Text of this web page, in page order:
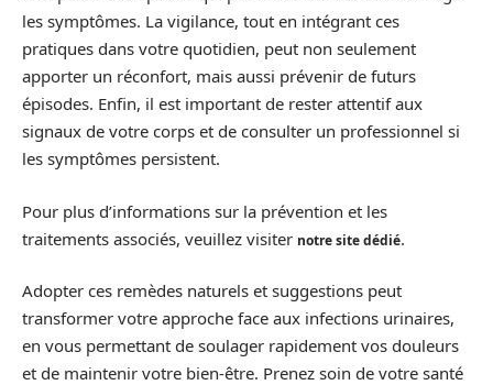
les symptômes. La vigilance, tout en intégrant ces
pratiques dans votre quotidien, peut non seulement
apporter un réconfort, mais aussi prévenir de futurs
épisodes. Enfin, il est important de rester attentif aux
signaux de votre corps et de consulter un professionnel si
les symptômes persistent.
Pour plus d’informations sur la prévention et les
traitements associés, veuillez visiter notre site dédié.
Adopter ces remèdes naturels et suggestions peut
transformer votre approche face aux infections urinaires,
en vous permettant de soulager rapidement vos douleurs
et de maintenir votre bien-être. Prenez soin de votre santé